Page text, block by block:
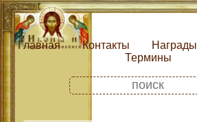
Главная Контакты Награды
Термины